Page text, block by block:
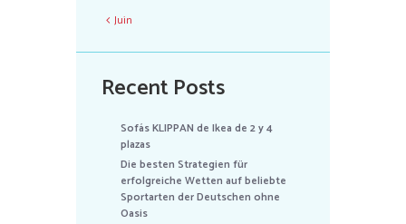
Juin
Recent Posts
Sofás KLIPPAN de Ikea de 2 y 4
plazas
Die besten Strategien für
erfolgreiche Wetten auf beliebte
Sportarten der Deutschen ohne
Oasis